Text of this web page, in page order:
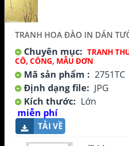
TRANH HOA ĐÀO IN DÁN
Chuyên mục: TRANH
CÔ, CÔNG, MẪU ĐƠN
Mã sản phẩm : 2751TC
Định dạng file: JPG
Kích thước: Lớn
miễn phí
TẢI VỀ